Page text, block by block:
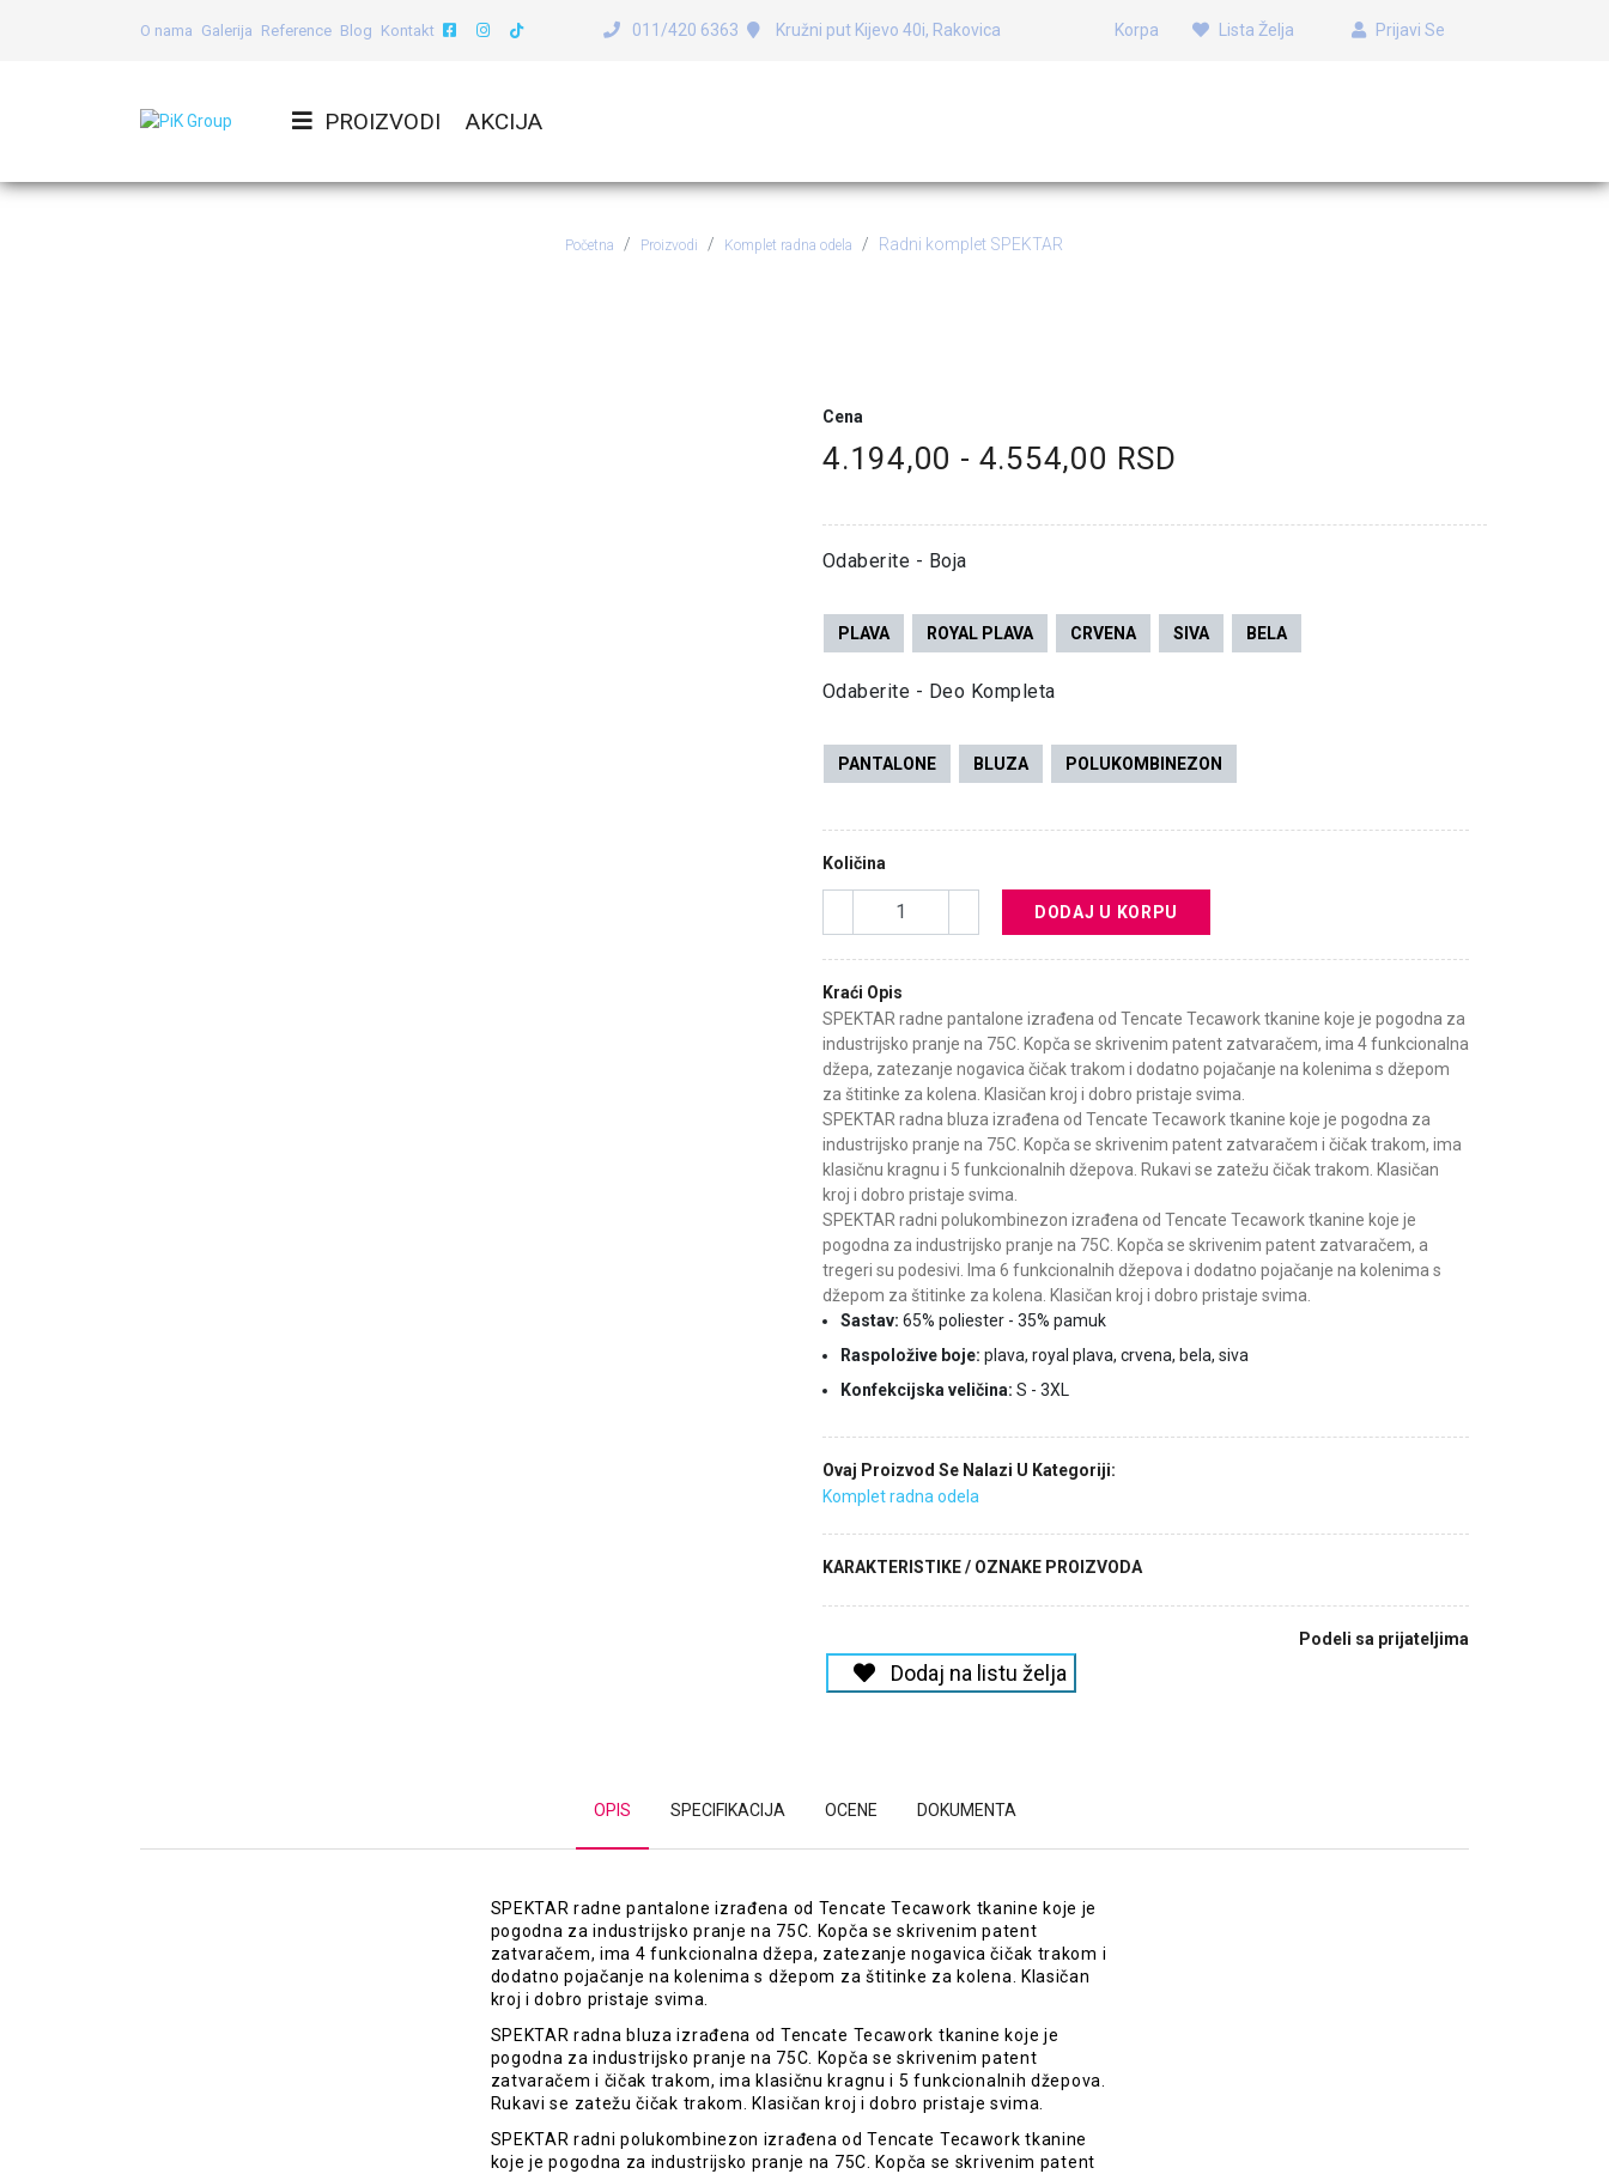
O nama Galerija Reference Blog Kontakt 011/420 6363 Kružni put Kijevo 40i, Rakovica Korpa Lista Želja Prijavi Se
PROIZVODI AKCIJA
Početna Proizvodi Komplet radna odela Radni komplet SPEKTAR
Cena
4.194,00 - 4.554,00 RSD
Odaberite - Boja
PLAVA ROYAL PLAVA CRVENA SIVA BELA
Odaberite - Deo Kompleta
PANTALONE BLUZA POLUKOMBINEZON
Količina
DODAJ U KORPU
Kraći Opis
SPEKTAR radne pantalone izrađena od Tencate Tecawork tkanine koje je pogodna za
industrijsko pranje na 75C. Kopča se skrivenim patent zatvaračem, ima 4 funkcionalna
džepa, zatezanje nogavica čičak trakom i dodatno pojačanje na kolenima s džepom
za štitinke za kolena. Klasičan kroj i dobro pristaje svima.
SPEKTAR radna bluza izrađena od Tencate Tecawork tkanine koje je pogodna za
industrijsko pranje na 75C. Kopča se skrivenim patent zatvaračem i čičak trakom, ima
klasičnu kragnu i 5 funkcionalnih džepova. Rukavi se zatežu čičak trakom. Klasičan
kroj i dobro pristaje svima.
SPEKTAR radni polukombinezon izrađena od Tencate Tecawork tkanine koje je
pogodna za industrijsko pranje na 75C. Kopča se skrivenim patent zatvaračem, a
tregeri su podesivi. Ima 6 funkcionalnih džepova i dodatno pojačanje na kolenima s
džepom za štitinke za kolena. Klasičan kroj i dobro pristaje svima.
Sastav: 65% poliester - 35% pamuk
Raspoložive boje: plava, royal plava, crvena, bela, siva
Konfekcijska veličina: S - 3XL
Ovaj Proizvod Se Nalazi U Kategoriji:
Komplet radna odela
KARAKTERISTIKE / OZNAKE PROIZVODA
Podeli sa prijateljima
Dodaj na listu želja
OPIS SPECIFIKACIJA OCENE DOKUMENTA
SPEKTAR radne pantalone izrađena od Tencate Tecawork tkanine koje je
pogodna za industrijsko pranje na 75C. Kopča se skrivenim patent
zatvaračem, ima 4 funkcionalna džepa, zatezanje nogavica čičak trakom i
dodatno pojačanje na kolenima s džepom za štitinke za kolena. Klasičan
kroj i dobro pristaje svima.
SPEKTAR radna bluza izrađena od Tencate Tecawork tkanine koje je
pogodna za industrijsko pranje na 75C. Kopča se skrivenim patent
zatvaračem i čičak trakom, ima klasičnu kragnu i 5 funkcionalnih džepova.
Rukavi se zatežu čičak trakom. Klasičan kroj i dobro pristaje svima.
SPEKTAR radni polukombinezon izrađena od Tencate Tecawork tkanine
koje je pogodna za industrijsko pranje na 75C. Kopča se skrivenim patent